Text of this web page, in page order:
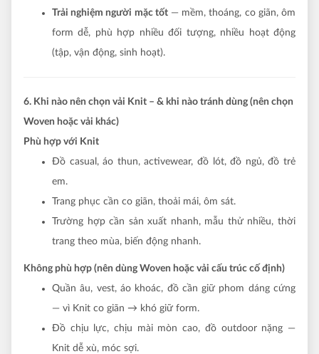
Trải nghiệm người mặc tốt— mềm, thoáng, co giãn, ôm
form dễ, phù hợp nhiều đối tượng, nhiều hoạt động
(tập, vận động, sinh hoạt).
6. Khi nào nên chọn vải Knit – & khi nào tránh dùng (nên chọn
Woven hoặc vải khác)
Phù hợp với Knit
Đồ casual, áo thun, activewear, đồ lót, đồ ngủ, đồ trẻ
em.
Trang phục cần co giãn, thoải mái, ôm sát.
Trường hợp cần sản xuất nhanh, mẫu thử nhiều, thời
trang theo mùa, biến động nhanh.
Không phù hợp (nên dùng Woven hoặc vải cấu trúc cố định)
Quần âu, vest, áo khoác, đồ cần giữ phom dáng cứng
— vì Knit co giãn → khó giữ form.
Đồ chịu lực, chịu mài mòn cao, đồ outdoor nặng —
Knit dễ xù, móc sợi.